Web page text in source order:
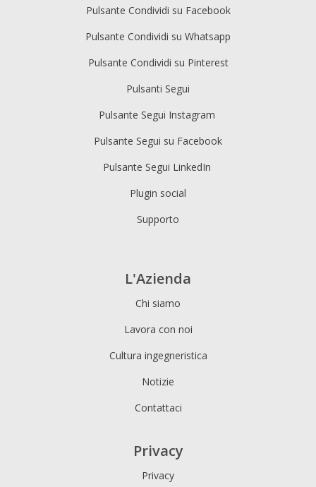
Pulsante Condividi su Facebook
Pulsante Condividi su Whatsapp
Pulsante Condividi su Pinterest
Pulsanti Segui
Pulsante Segui Instagram
Pulsante Segui su Facebook
Pulsante Segui LinkedIn
Plugin social
Supporto
L'Azienda
Chi siamo
Lavora con noi
Cultura ingegneristica
Notizie
Contattaci
Privacy
Privacy